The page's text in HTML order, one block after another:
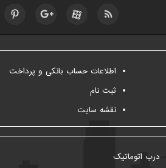
اطلاعات حساب بانکی و پرداخت
ثبت نام
نقشه سایت
درب اتوماتیک